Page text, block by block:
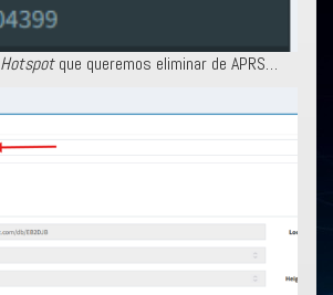
Hotspotque queremos eliminar de APRS…